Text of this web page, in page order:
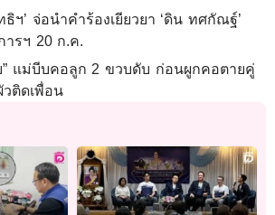
ฯ’ จ่อนำคำร้องเยียวยา ‘ดิน ทศกัณฐ์’
รฯ 20 ก.ค.
” แม่บีบคอลูก 2 ขวบดับ ก่อนผูกคอตายคู่
ติดเพื่อน